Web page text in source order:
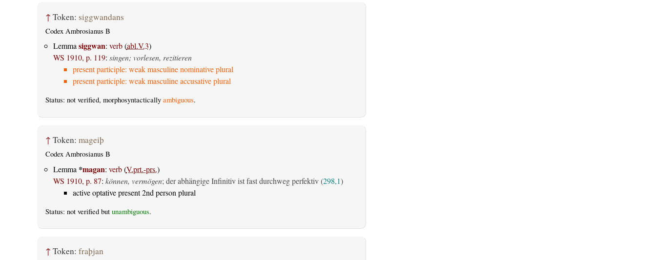
↑ Token: siggwandans
Codex Ambrosianus B
Lemmasiggwan: verb(abl.V.3)
WS 1910, p. 119: singen; vorlesen, rezitieren
present participle: weak masculine nominative plural
present participle: weak masculine accusative plural
Status: not verified, morphosyntactically ambiguous.
↑ Token: mageiþ
Codex Ambrosianus B
Lemma *magan: verb(V.prt.-prs.)
WS 1910, p. 87: können, vermögen; der abhängige Infinitiv ist fast durchweg perfektiv (298,1)
active optative present 2nd person plural
Status: not verified but unambiguous.
↑ Token: fraþjan